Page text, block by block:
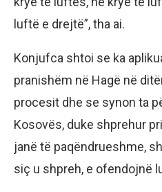
luftë e drejtë”, tha ai.
Konjufca shtoi se ka
pranishëm në Hagë në
procesit dhe se synon ta
Kosovës, duke shprehur
janë të paqëndrueshme,
siç u shpreh, e ofendojnë